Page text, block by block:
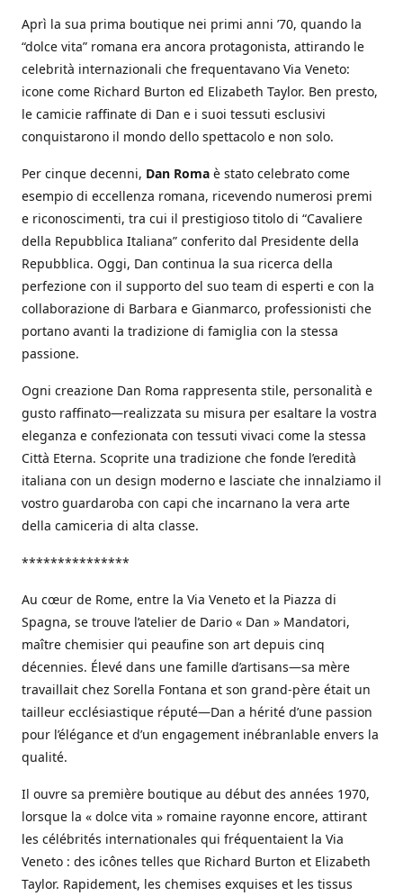
Aprì la sua prima boutique nei primi anni ’70, quando la
“dolce vita” romana era ancora protagonista, attirando le
celebrità internazionali che frequentavano Via Veneto:
icone come Richard Burton ed Elizabeth Taylor. Ben presto,
le camicie raffinate di Dan e i suoi tessuti esclusivi
conquistarono il mondo dello spettacolo e non solo.
Per cinque decenni, Dan Roma è stato celebrato come
esempio di eccellenza romana, ricevendo numerosi premi
e riconoscimenti, tra cui il prestigioso titolo di “Cavaliere
della Repubblica Italiana” conferito dal Presidente della
Repubblica. Oggi, Dan continua la sua ricerca della
perfezione con il supporto del suo team di esperti e con la
collaborazione di Barbara e Gianmarco, professionisti che
portano avanti la tradizione di famiglia con la stessa
passione.
Ogni creazione Dan Roma rappresenta stile, personalità e
gusto raffinato—realizzata su misura per esaltare la vostra
eleganza e confezionata con tessuti vivaci come la stessa
Città Eterna. Scoprite una tradizione che fonde l’eredità
italiana con un design moderno e lasciate che innalziamo il
vostro guardaroba con capi che incarnano la vera arte
della camiceria di alta classe.
***************
Au cœur de Rome, entre la Via Veneto et la Piazza di
Spagna, se trouve l’atelier de Dario « Dan » Mandatori,
maître chemisier qui peaufine son art depuis cinq
décennies. Élevé dans une famille d’artisans—sa mère
travaillait chez Sorella Fontana et son grand-père était un
tailleur ecclésiastique réputé—Dan a hérité d’une passion
pour l’élégance et d’un engagement inébranlable envers la
qualité.
Il ouvre sa première boutique au début des années 1970,
lorsque la « dolce vita » romaine rayonne encore, attirant
les célébrités internationales qui fréquentaient la Via
Veneto : des icônes telles que Richard Burton et Elizabeth
Taylor. Rapidement, les chemises exquises et les tissus